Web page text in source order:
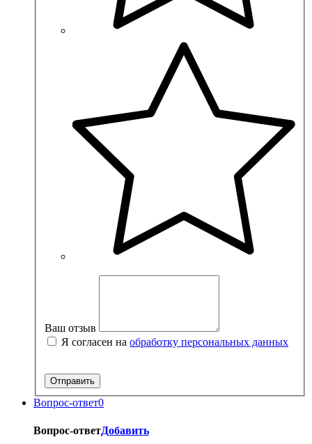
Ваш отзыв
Я согласен на обработку персональных данных
Вопрос-ответ0
Вопрос-ответДобавить